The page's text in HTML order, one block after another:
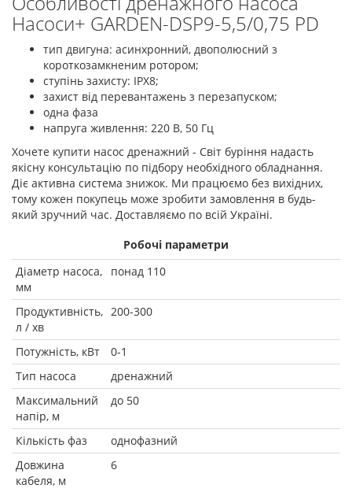
Насоси+ GARDEN-DSP9-5,5/0,75 PD
тип двигуна: асинхронний, двополюсний з
короткозамкненим ротором;
ступінь захисту: IPX8;
захист від перевантажень з перезапуском;
одна фаза
напруга живлення: 220 В, 50 Гц
Хочете купити насос дренажний - Світ буріння надасть
якісну консультацію по підбору необхідного обладнання.
Діє активна система знижок. Ми працюємо без вихідних,
тому кожен покупець може зробити замовлення в будь-
який зручний час. Доставляємо по всій Україні.
Робочі параметри
Діаметр насоса,
мм
понад 110
Продуктивність,
л / хв
200-300
Потужність, кВт
0-1
Тип насоса
дренажний
Максимальний
напір, м
до 50
Кількість фаз
однофазний
Довжина
кабеля, м
6